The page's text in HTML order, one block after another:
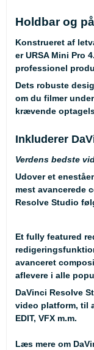
Holdbar og
Konstrueret af
er URSA Mini Pro
professionel
Dets robuste
om du filmer
krævende
Inkluderer
Verdens bedste
Udover et
mest avancerede
Resolve Studio
Et fully featured
avanceret
aflevere i alle
DaVinci Resolve
video platform, til
EDIT, VFX m.m.
Læs mere om